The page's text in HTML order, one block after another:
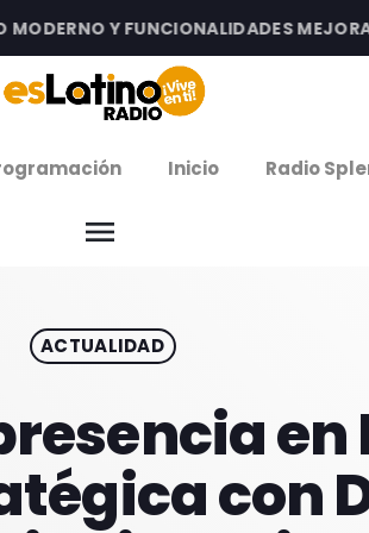
Y FUNCIONALIDADES
Inicio Radio
menu
ACTUALIDAD
con